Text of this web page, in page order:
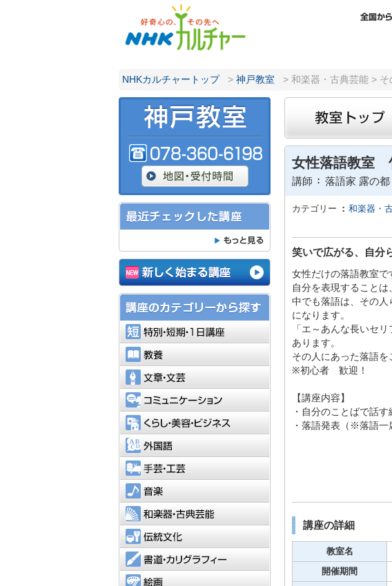
NHKカルチャートップ > 神戸教室 > 和楽器・古典芸能 >
女性落語教室
講師 落語家 露の都
カテゴリー 和楽器・
笑いで広がる、自分
女性だけの落語教室で
自分を表現することは
中でも落語は、その
になります。
「エ～あんな長いセ
あります。
その人にあった落語
※初心者 歓迎！
【講座内容】
・自分のことばで話す
・落語発表（※落語一
講座の詳細
教室名
開催期間
特別・短期・1日講座
文章・文芸
コミュニケーション
くらし・美容・ビジネス
伝統文化
書道・カリグラフィー